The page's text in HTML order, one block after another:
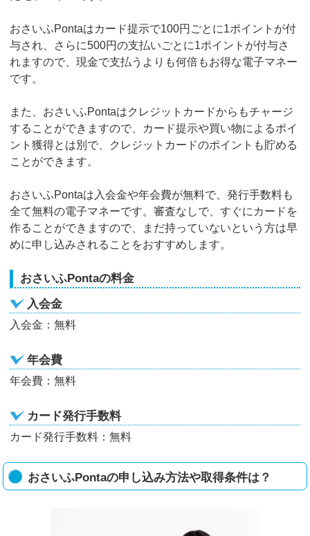
おさいふPontaはカード提示で100円ごとに1ポイントが付
与され、さらに500円の支払いごとに1ポイントが付与さ
れますので、現金で支払うよりも何倍もお得な電子マネー
です。
また、おさいふPontaはクレジットカードからもチャージ
することができますので、カード提示や買い物によるポイ
ント獲得とは別で、クレジットカードのポイントも貯める
ことができます。
おさいふPontaは入会金や年会費が無料で、発行手数料も
全て無料の電子マネーです。審査なしで、すぐにカードを
作ることができますので、まだ持っていないという方は早
めに申し込みされることをおすすめします。
おさいふPontaの料金
入会金
入会金：無料
年会費
年会費：無料
カード発行手数料
カード発行手数料：無料
おさいふPontaの申し込み方法や取得条件は？